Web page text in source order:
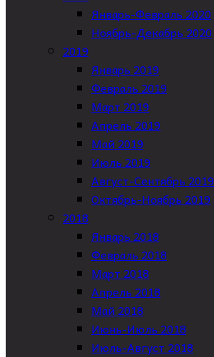
Январь-Февраль 2020
Ноябрь-Декабрь 2020
2019
Январь 2019
Февраль 2019
Март 2019
Апрель 2019
Май 2019
Июль 2019
Август-Сентябрь 2019
Октябрь-Ноябрь 2019
2018
Январь 2018
Февраль 2018
Март 2018
Апрель 2018
Май 2018
Июнь-Июль 2018
Июль-Август 2018